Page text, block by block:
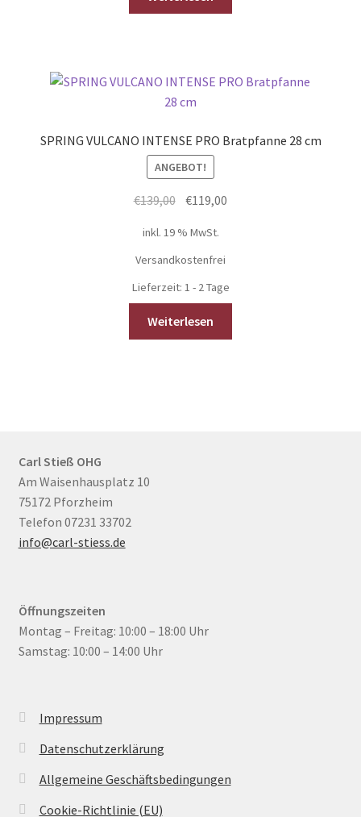
SPRING VULCANO INTENSE PRO Bratpfanne 28 cm
ANGEBOT!
€139,00 Ursprünglicher
war:
€139,00
€119,00
inkl. 19 % MwSt.
Versandkostenfrei
Lieferzeit: 1 - 2 Tage
Weiterlesen
Carl Stieß OHG
Am Waisenhausplatz 10
75172 Pforzheim
Telefon 07231 33702
info@carl-stiess.de
Öffnungszeiten
Montag – Freitag: 10:00 – 18:00 Uhr
Samstag: 10:00 – 14:00 Uhr
Impressum
Datenschutzerklärung
Allgemeine Geschäftsbedingungen
Cookie-Richtlinie (EU)